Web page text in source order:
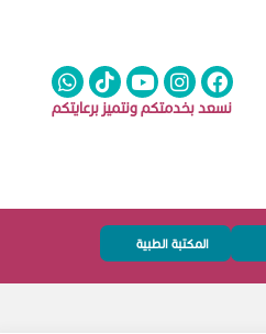
نسعد بخدمتكم ونتميز برعايتكم
المكتبة الطبية